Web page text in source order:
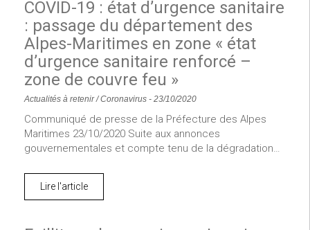
COVID-19 : état d’urgence sanitaire
: passage du département des
Alpes-Maritimes en zone « état
d’urgence sanitaire renforcé –
zone de couvre feu »
Actualités à retenir/Coronavirus - 23/10/2020
Communiqué de presse de la Préfecture des Alpes
Maritimes 23/10/2020 Suite aux annonces
gouvernementales et compte tenu de la dégradation…
Lire l'article